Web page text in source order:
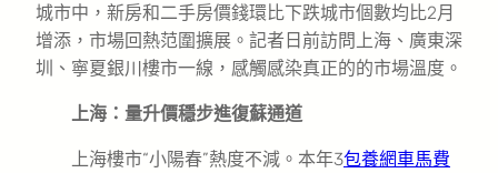
城市中，新房和二手房價錢環比下跌城市個數均比2月
增添，市場回熱范圍擴展。記者日前訪問上海、廣東深
圳、寧夏銀川樓市一線，感觸感染真正的的市場溫度。
上海：量升價穩步進復蘇通道
上海樓市“小陽春”熱度不減。本年3包養網車馬費